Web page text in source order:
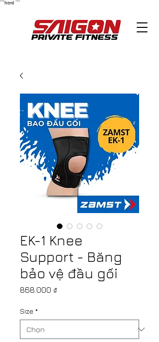
```html ```
EK-1 Knee
Support - Băng
bảo vệ đầu gối
868.000 ₫
Size *